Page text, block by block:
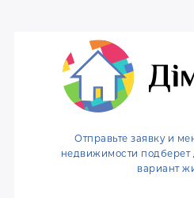
t
e
r
t
e
e
s
t
r
Отправьте заявку и
недвижимости подберет
вариант